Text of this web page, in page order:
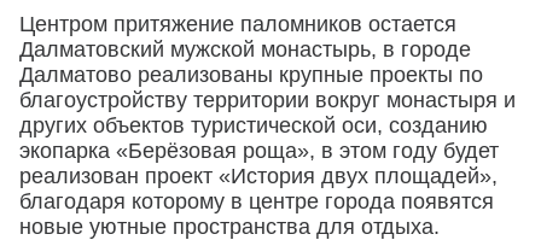
Центром притяжение паломников остается
Далматовский мужской монастырь, в городе
Далматово реализованы крупные проекты по
благоустройству территории вокруг монастыря и
других объектов туристической оси, созданию
экопарка «Берёзовая роща», в этом году будет
реализован проект «История двух площадей»,
благодаря которому в центре города появятся
новые уютные пространства для отдыха.